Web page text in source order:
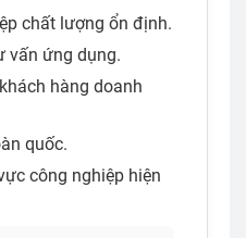
chất lượng ổn định.
vấn ứng dụng.
hàng doanh
quốc.
công nghiệp hiện